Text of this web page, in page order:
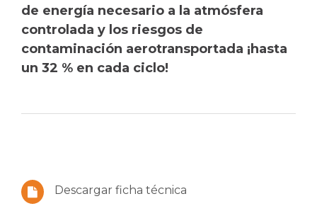
de energía necesario a la atmósfera
controlada y los riesgos de
contaminación aerotransportada ¡hasta
un 32 % en cada ciclo!
Descargar ficha técnica